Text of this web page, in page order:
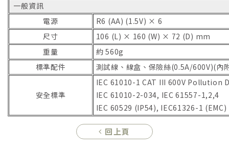
一般資訊
電源
R6 (AA) (1.5V) × 6
尺寸
106 (L) × 160 (W) × 72 (D) mm
重量
約 560g
標準配件
測試線、線盒、保險絲(0.5A/600V)(
安全標準
IEC 61010-1 CAT III 600V Pollution
IEC 61010-2-034, IEC 61557-1,2,4
IEC 60529 (IP54), IEC61326-1 (EMC)
回上頁